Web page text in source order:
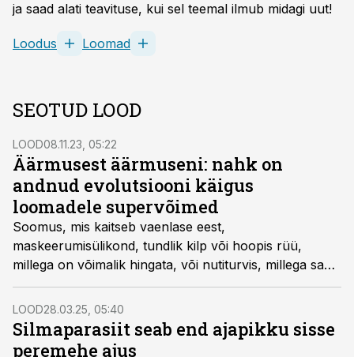
ja saad alati teavituse, kui sel teemal ilmub midagi uut!
Loodus Loomad
SEOTUD LOOD
LOOD08.11.23, 05:22
Äärmusest äärmuseni: nahk on
andnud evolutsiooni käigus
loomadele supervõimed
Soomus, mis kaitseb vaenlase eest,
maskeerumisülikond, tundlik kilp või hoopis rüü,
millega on võimalik hingata, või nutiturvis, millega saab
saaki luurata, või kehakate, mis aitab loomal vettki
juua – paljude ülesannetega nahast on miljonite aastate
vältel saanud midagi palju enamat kui pelk kest, mis
elundeid koos hoiab. Samas on mõnele liigile oluline
LOOD28.03.25, 05:40
Silmaparasiit seab end ajapikku sisse
peremehe ajus